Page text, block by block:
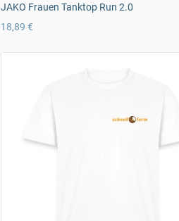
JAKO Frauen Tanktop Run 2.0
18,89 €